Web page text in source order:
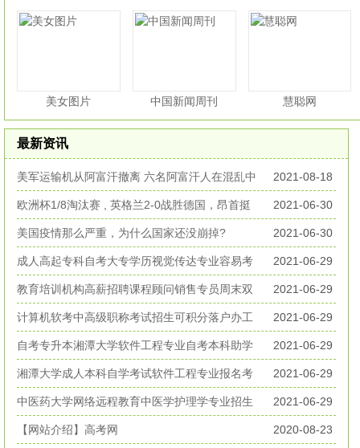
美女图片 中国新闻周刊 慧聪网
最新资讯
美军运输机从阿富汗撤离 六名阿富汗人在混乱中
丧生
2021-08-18
欧洲杯1/8淘汰赛 , 英格兰2-0战胜德国，昂首挺
进欧洲杯八强
2021-06-30
美国疫情那么严重，为什么国家还没崩掉? 2021-06-30
成人高起专科自考大专学历视觉传达专业容易考
好毕业
2021-06-29
教育培训机构高薪招聘课程顾问销售专员周末双
休无加班
2021-06-29
计算机软考中高级职称考试招生可积分落户办工
作居住证
2021-06-29
自考专升本湘潭大学软件工程专业自考本科助学
考试招生
2021-06-29
湘潭大学成人本科自学考试软件工程专业报名考
试简章
2021-06-29
中医药大学网络远程教育中医学护理学专业招生
简章
2021-06-29
【网站介绍】高考网 2020-08-23